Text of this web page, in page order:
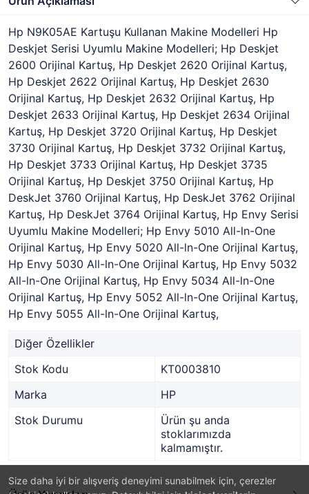
Size daha iyi bir alışveriş deneyimi sunabilmek için, çerezler
Hp N9K05AE Kartuşu Kullanan Makine Modelleri Hp
Deskjet Serisi Uyumlu Makine Modelleri; Hp Deskjet
2600 Orijinal Kartuş, Hp Deskjet 2620 Orijinal Kartuş,
Hp Deskjet 2622 Orijinal Kartuş, Hp Deskjet 2630
Orijinal Kartuş, Hp Deskjet 2632 Orijinal Kartuş, Hp
Deskjet 2633 Orijinal Kartuş, Hp Deskjet 2634 Orijinal
Kartuş, Hp Deskjet 3720 Orijinal Kartuş, Hp Deskjet
3730 Orijinal Kartuş, Hp Deskjet 3732 Orijinal Kartuş,
Hp Deskjet 3733 Orijinal Kartuş, Hp Deskjet 3735
Orijinal Kartuş, Hp Deskjet 3750 Orijinal Kartuş, Hp
DeskJet 3760 Orijinal Kartuş, Hp DeskJet 3762 Orijinal
Kartuş, Hp DeskJet 3764 Orijinal Kartuş, Hp Envy Serisi
Uyumlu Makine Modelleri; Hp Envy 5010 All-ln-One
Orijinal Kartuş, Hp Envy 5020 All-ln-One Orijinal Kartuş,
Hp Envy 5030 All-ln-One Orijinal Kartuş, Hp Envy 5032
All-ln-One Orijinal Kartuş, Hp Envy 5034 All-ln-One
Orijinal Kartuş, Hp Envy 5052 All-ln-One Orijinal Kartuş,
Hp Envy 5055 All-ln-One Orijinal Kartuş,
Diğer Özellikler
Stok Kodu
KT0003810
Marka
HP
Stok Durumu
Ürün şu anda
stoklarımızda
kalmamıştır.